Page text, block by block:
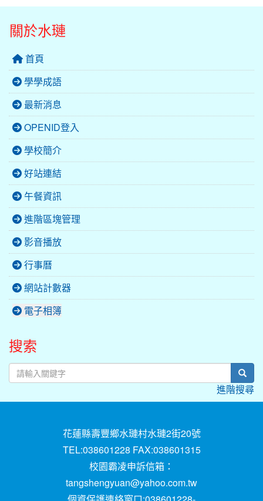
關於水璉
首頁
學學成語
最新消息
OPENID登入
學校簡介
好站連結
午餐資訊
進階區塊管理
影音播放
行事曆
網站計數器
電子相簿
搜索
進階搜尋
花蓮縣壽豐鄉水璉村水璉2街20號
TEL:038601228 FAX:038601315
校園霸凌申訴信箱：
tangshengyuan@yahoo.com.tw